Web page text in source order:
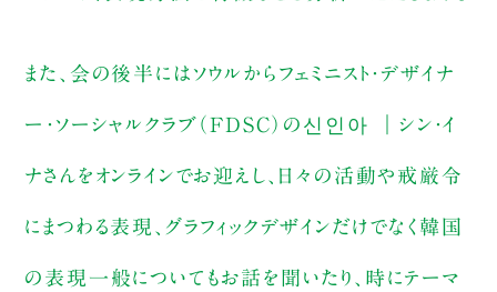
また、会の後半にはソウルからフェミニスト・デザイナ
ー・ソーシャルクラブ（FDSC）の신인아 ｜シン・イ
ナさんをオンラインでお迎えし、日々の活動や戒厳令
にまつわる表現、グラフィックデザインだけでなく韓国
の表現一般についてもお話を聞いたり、時にテーマ